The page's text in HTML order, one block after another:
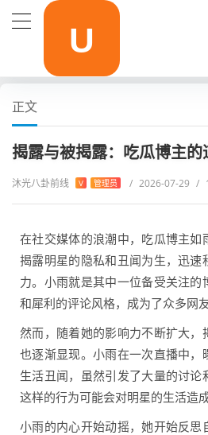
当前位置： 影视作品
正文
揭露与被揭露：吃瓜博主的
沐光八卦前线 V 管理员 / 2026-07-29 /
在社交媒体的浪潮中，吃瓜博主如
揭露明星的隐私和丑闻为生，迅速
力。小雨就是其中一位备受关注的
和犀利的评论风格，成为了众多网
然而，随着她的影响力不断扩大，
也逐渐显现。小雨在一次直播中，
生活丑闻，虽然引发了大量的讨论
这样的行为可能会对明星的生活造
小雨的内心开始动摇，她开始反思